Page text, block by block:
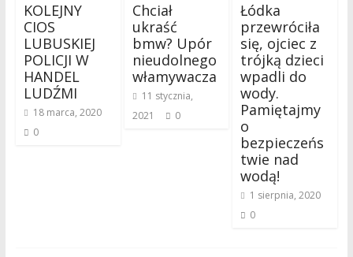
KOLEJNY
CIOS
LUBUSKIEJ
POLICJI W
HANDEL
LUDŹMI
18 marca, 2020
0
Chciał
ukraść
bmw? Upór
nieudolnego
włamywacza
11 stycznia,
2021
0
Łódka
przewróciła
się, ojciec z
trójką dzieci
wpadli do
wody.
Pamiętajmy
o
bezpieczeńs
twie nad
wodą!
1 sierpnia, 2020
0